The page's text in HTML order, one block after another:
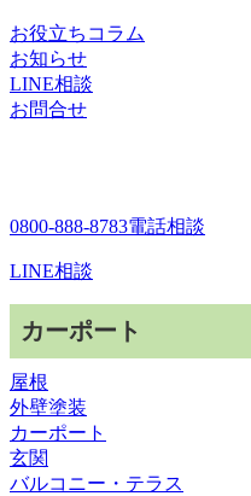
お役立ちコラム
お知らせ
LINE相談
お問合せ
0800-888-8783電話相談
LINE相談
カーポート
屋根
外壁塗装
カーポート
玄関
バルコニー・テラス